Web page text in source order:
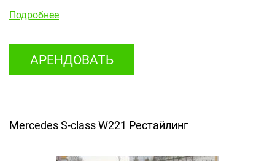
Подробнее
АРЕНДОВАТЬ
Mercedes S-class W221 Рестайлинг